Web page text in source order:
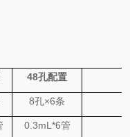
48孔配置
8孔×6条
0. 3mL*6管